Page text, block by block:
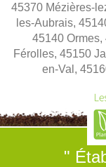
45370 Mézières-
les-Aubrais,
45140
Férolles, 45150
en-Val,
"